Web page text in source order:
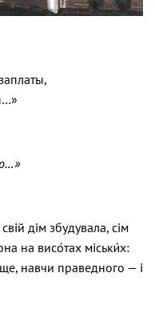
дім збудувала, сім
на висо́тах міськи́х:
навчи праведного — і